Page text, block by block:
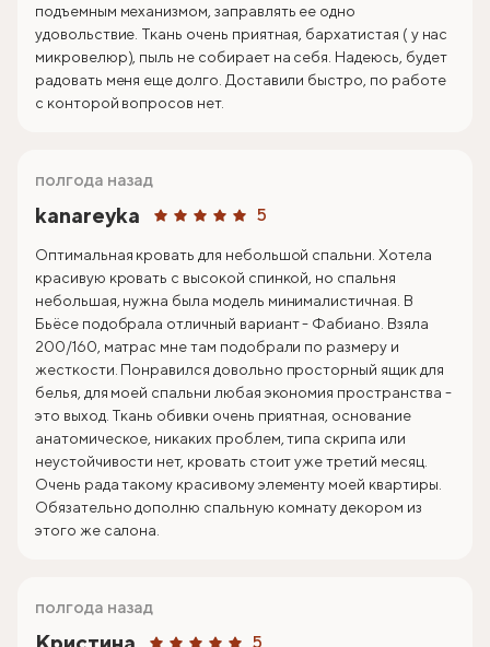
подъемным механизмом, заправлять ее одно
удовольствие. Ткань очень приятная, бархатистая ( у нас
микровелюр), пыль не собирает на себя. Надеюсь, будет
радовать меня еще долго. Доставили быстро, по работе
с конторой вопросов нет.
kanareyka 5
полгода назад
Оптимальная кровать для небольшой спальни. Хотела
красивую кровать с высокой спинкой, но спальня
небольшая, нужна была модель минималистичная. В
Бьёсе подобрала отличный вариант - Фабиано. Взяла
200/160, матрас мне там подобрали по размеру и
жесткости. Понравился довольно просторный ящик для
белья, для моей спальни любая экономия пространства -
это выход. Ткань обивки очень приятная, основание
анатомическое, никаких проблем, типа скрипа или
неустойчивости нет, кровать стоит уже третий месяц.
Очень рада такому красивому элементу моей квартиры.
Обязательно дополню спальную комнату декором из
этого же салона.
5
полгода назад